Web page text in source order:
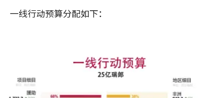
一线行动预算分配如下：